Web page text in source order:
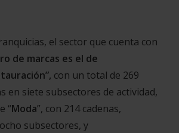
el sector que cuenta con
de marcas es el de
con un total de 269
en siete subsectores de actividad,
“Moda”, con 214 cadenas,
subsectores, y